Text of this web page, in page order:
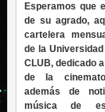
Esperamos que
de su agrado,
cartelera
de la
CLUB, dedicado
de la
además de
música de